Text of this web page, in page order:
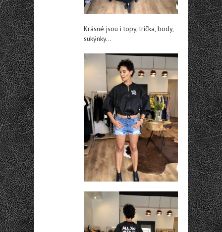
Krásné jsou i topy, trička, body,
sukýnky…